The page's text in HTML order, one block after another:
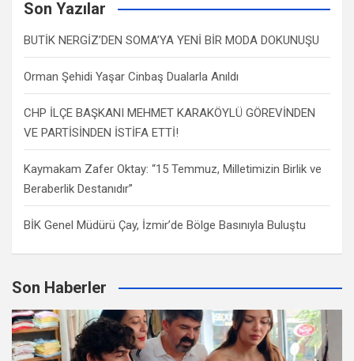
Son Yazılar
BUTİK NERGİZ’DEN SOMA’YA YENİ BİR MODA DOKUNUŞU
Orman Şehidi Yaşar Cinbaş Dualarla Anıldı
CHP İLÇE BAŞKANI MEHMET KARAKÖYLÜ GÖREVİNDEN
VE PARTİSİNDEN İSTİFA ETTİ!
Kaymakam Zafer Oktay: “15 Temmuz, Milletimizin Birlik ve
Beraberlik Destanıdır”
BİK Genel Müdürü Çay, İzmir’de Bölge Basınıyla Buluştu
Son Haberler